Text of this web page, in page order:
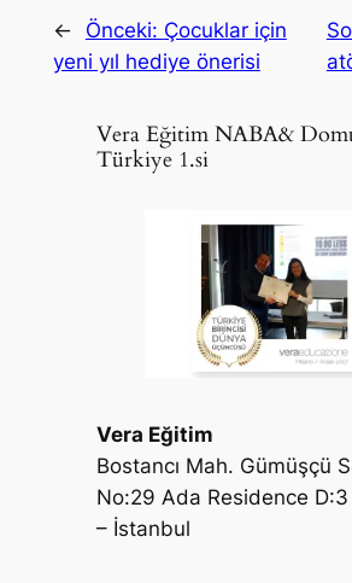
← Önceki: Çocuklar için
yeni yıl hediye önerisi
Vera Eğitim NABA&
Türkiye 1.si
Vera Eğitim
Bostancı Mah. Gümüşçü
No:29 Ada Residence D:3
– İstanbul